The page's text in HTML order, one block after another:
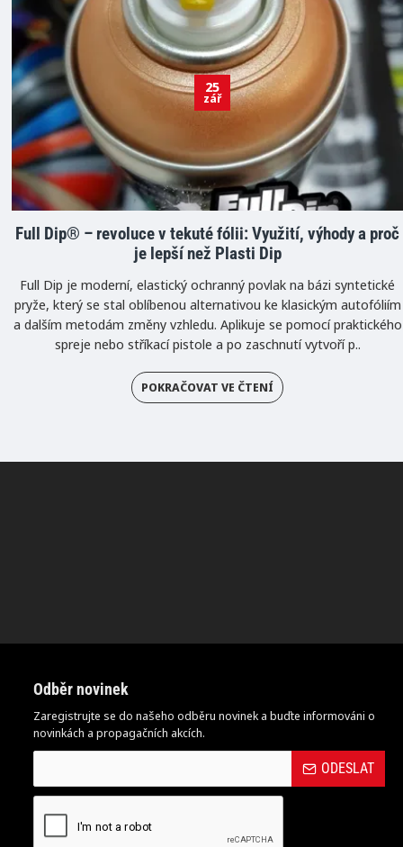
25
zář
Full Dip® – revoluce v tekuté fólii: Využití, výhody a proč
je lepší než Plasti Dip
Full Dip je moderní, elastický ochranný povlak na bázi syntetické
pryže, který se stal oblíbenou alternativou ke klasickým autofóliím
a dalším metodám změny vzhledu. Aplikuje se pomocí praktického
spreje nebo stříkací pistole a po zaschnutí vytvoří p..
POKRAČOVAT VE ČTENÍ
Odběr novinek
Zaregistrujte se do našeho odběru novinek a buďte informováni o
novinkách a propagačních akcích.
ODESLAT